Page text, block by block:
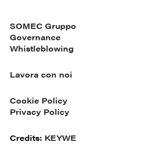
SOMEC Gruppo
Governance
Whistleblowing
Lavora con noi
Cookie Policy
Privacy Policy
Credits: KEYWE